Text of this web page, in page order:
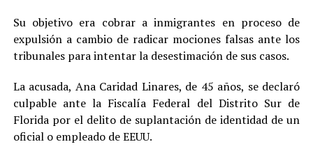
Su objetivo era cobrar a inmigrantes en proceso de
expulsión a cambio de radicar mociones falsas ante los
tribunales para intentar la desestimación de sus casos.
La acusada, Ana Caridad Linares, de 45 años, se declaró
culpable ante la Fiscalía Federal del Distrito Sur de
Florida por el delito de suplantación de identidad de un
oficial o empleado de EEUU.